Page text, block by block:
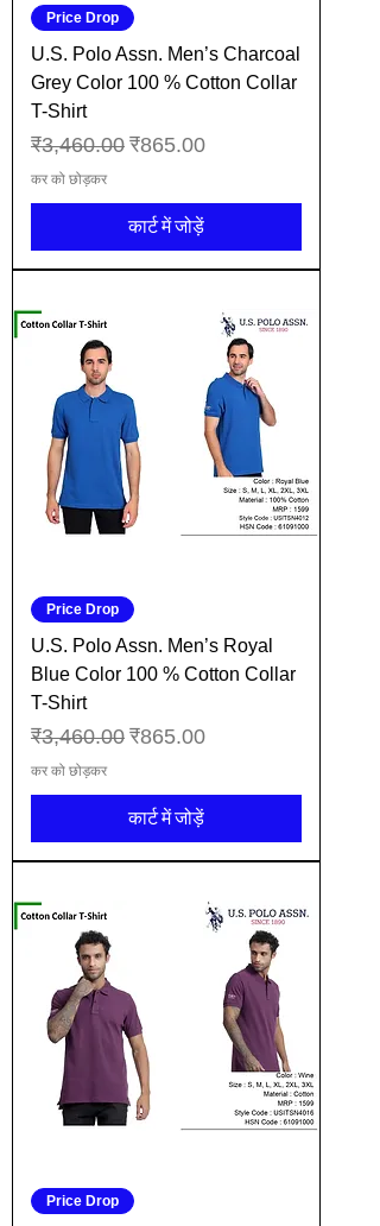
Price Drop
U.S. Polo Assn. Men’s Charcoal
Grey Color 100 % Cotton Collar
T-Shirt
नियमित मूल्य
₹3,460.00 बिक्री मूल्य
₹865.00
कर को छोड़कर
कार्ट में जोड़ें
Price Drop
U.S. Polo Assn. Men’s Royal
Blue Color 100 % Cotton Collar
T-Shirt
नियमित मूल्य
₹3,460.00 बिक्री मूल्य
₹865.00
कर को छोड़कर
कार्ट में जोड़ें
Price Drop